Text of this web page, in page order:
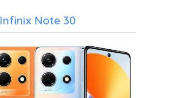
Infinix Note 30